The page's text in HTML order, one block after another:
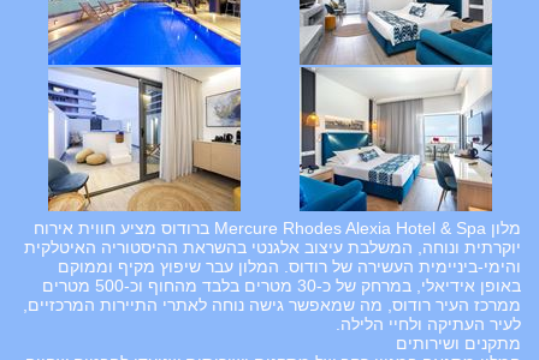
מלון Mercure Rhodes Alexia Hotel & Spa ברודוס מציע חווית אירוח
יוקרתית ונוחה, המשלבת עיצוב אלגנטי בהשראת ההיסטוריה האיטלקית
והימי-ביניימית העשירה של רודוס. המלון עבר שיפוץ מקיף וממוקם
באופן אידיאלי, במרחק של כ-30 מטרים בלבד מהחוף וכ-500 מטרים
ממרכז העיר רודוס, מה שמאפשר גישה נוחה לאתרי התיירות המרכזיים,
לעיר העתיקה ולחיי הלילה.
מתקנים ושירותים